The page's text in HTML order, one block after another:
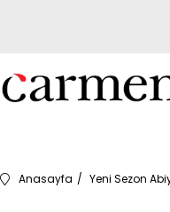
Anasayfa Yeni Sezon